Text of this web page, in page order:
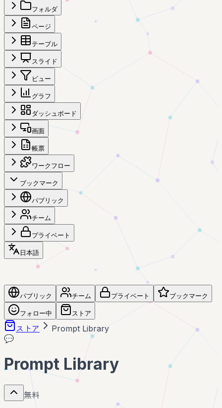
フォルダ
ページ
テーブル
スライド
ビュー
グラフ
ダッシュボード
画面
帳票
ワークフロー
ブックマーク
パブリック
チーム
プライベート
日本語
パブリック チーム プライベート ブックマーク
フォロー中 ストア
ストア Prompt Library
💬
Prompt Library
無料